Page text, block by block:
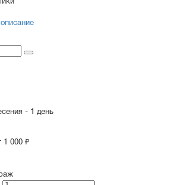
- 1 день
1 000 ₽